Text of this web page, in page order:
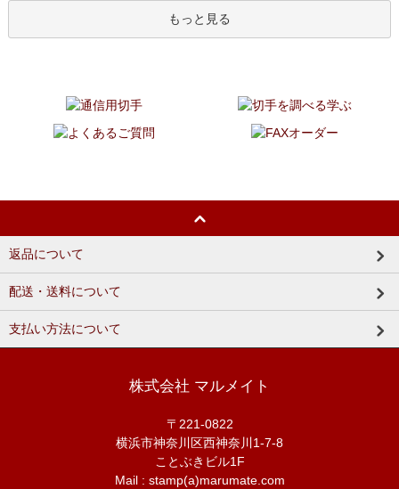
もっと見る
返品について
配送・送料について
支払い方法について
株式会社 マルメイト
〒221-0822
横浜市神奈川区西神奈川1-7-8
ことぶきビル1F
Mail : stamp(a)marumate.com